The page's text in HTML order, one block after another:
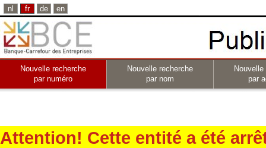
nl fr de en
Nouvelle recherche
par numéro
Nouvelle recherche
par nom
par
Attention! Cette entité a été